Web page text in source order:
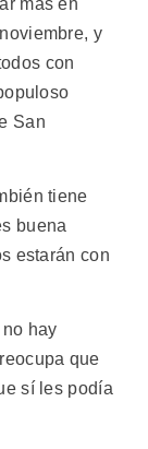
y
con
San
tiene
buena
estarán con
hay
que
sí les podía